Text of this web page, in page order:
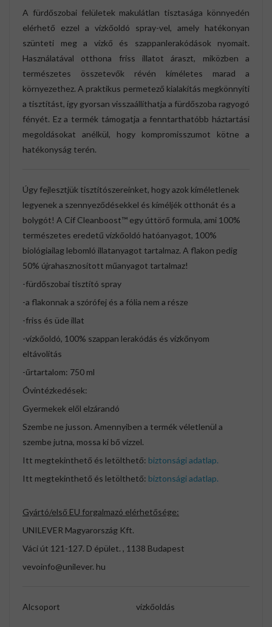
A fürdőszobai felületek makulátlan tisztasága könnyedén
elérhető ezzel a vízkőoldó spray-vel, amely hatékonyan
szünteti meg a vízkő és szappanlerakódások nyomait.
Használatával otthona friss illatot áraszt, miközben a
természetes összetevők révén kíméletes marad a
környezethez. A praktikus permetező kialakítás megkönnyíti
a tisztítást, így gyorsan visszaállíthatja a fürdőszoba ragyogó
fényét. Ez a termék támogatja a fenntarthatóbb háztartási
megoldásokat anélkül, hogy kompromisszumot kötne a
hatékonyság terén.
Úgy fejlesztjük tisztítószereinket, hogy azok kíméletlenek
legyenek a szennyeződésekkel és kíméljék otthonát és a
bolygót! A Cif Cleanboost™ egy úttörő formula, ami 100%
természetes eredetű vízkőoldó hatóanyagot, 100%
biológiailag lebomló illatanyagot tartalmaz. A flakon pedig
50% újrahasznosított műanyagot tartalmaz!
-fürdőszobai tisztító spray
-a flakonnak a szórófej és a fólia nem a része
-friss és üde illat
-vízkőoldó, 100% szappan lerakódás és vízkőnyom
eltávolítás
-űrtartalom: 750 ml
Óvintézkedések:
Gyermekek elől elzárandó
Szembe ne jusson. Amennyiben a termék véletlenül a
szembe jutna, mossa ki bő vízzel.
Itt megtekinthető és letölthető: biztonsági adatlap.
Itt megtekinthető és letölthető: biztonsági adatlap.
Gyártó/első EU forgalmazó elérhetősége:
UNILEVER Magyarország Kft.
Váci út 121-127. D épület. , 1138 Budapest
vevoinfo@unilever. hu
Alcsoport vízkőoldás